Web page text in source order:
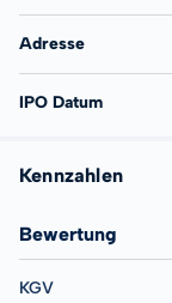
Adresse
IPO Datum
Kennzahlen
Bewertung
KGV